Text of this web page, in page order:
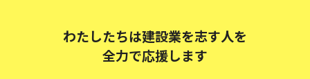
わたしたちは建設業を志す人を
全力で応援します